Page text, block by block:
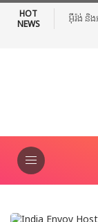
HOT
NEWS
អ៊ីរ៉ង់ និង